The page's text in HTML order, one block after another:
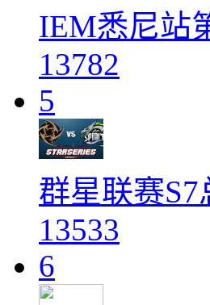
IEM悉尼站
13782
5
群星联赛
13533
6